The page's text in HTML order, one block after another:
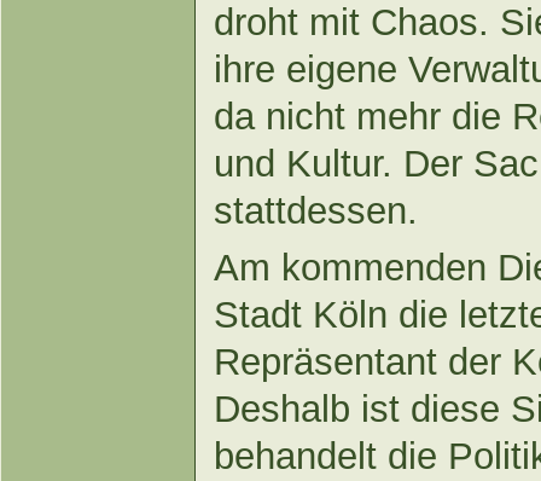
droht mit Chaos.
ihre eigene
da nicht mehr die
und Kultur. Der
stattdessen.
Am kommenden
Stadt Köln die
Repräsentant der
Deshalb ist diese
behandelt die